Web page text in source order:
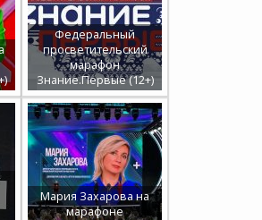
Федеральный
просветительский
марафон
Знание.Первые (12+)
Мария Захарова на
марафоне